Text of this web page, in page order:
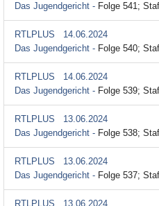
Das Jugendgericht - Folge 541;
RTLPLUS
14.06.2024
Das Jugendgericht - Folge 540;
RTLPLUS
14.06.2024
Das Jugendgericht - Folge 539;
RTLPLUS
13.06.2024
Das Jugendgericht - Folge 538;
RTLPLUS
13.06.2024
Das Jugendgericht - Folge 537;
RTLPLUS
13.06.2024